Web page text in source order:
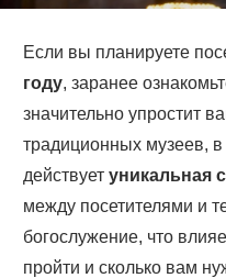
Если вы планируете
году, заранее
значительно упростит
традиционных музеев,
действует уникальная
между посетителями и
богослужение, что
пройти и сколько вам